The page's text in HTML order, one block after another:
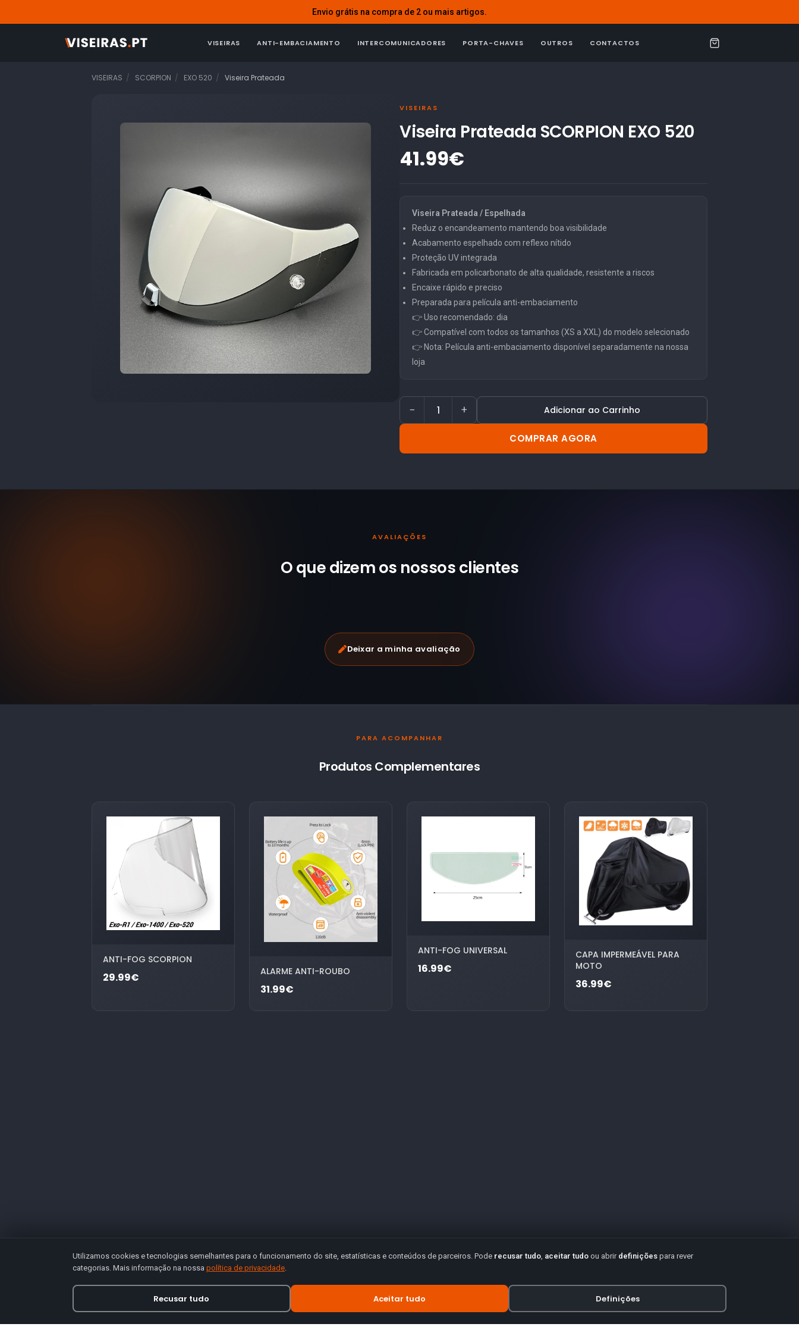
Envio grátis na compra de 2 ou mais artigos.
VISEIRAS ANTI-EMBACIAMENTO INTERCOMUNICADORES PORTA-CHAVES OUTROS CONTACTOS
C
VISEIRAS SCORPION EXO 520 Viseira Prateada
VISEIRAS
Viseira Prateada SCORPION EXO 520
41.99€
Viseira Prateada / Espelhada
Reduz o encandeamento mantendo boa visibilidade
Acabamento espelhado com reflexo nítido
Proteção UV integrada
Fabricada em policarbonato de alta qualidade, resistente a riscos
Encaixe rápido e preciso
Preparada para película anti-embaciamento
👉 Uso recomendado: dia
👉 Compatível com todos os tamanhos (XS a XXL) do modelo selecionado
👉 Nota: Película anti-embaciamento disponível separadamente na nossa
loja
− + Adicionar ao Carrinho
COMPRAR AGORA
AVALIAÇÕES
O que dizem os nossosclientes
Deixar a minha avaliação
PARA ACOMPANHAR
Produtos Complementares
ANTI-FOG SCORPION
29.99€ ALARME ANTI-ROUBO
31.99€
ANTI-FOG UNIVERSAL
16.99€
CAPA IMPERMEÁVEL PARA
MOTO
36.99€
Utilizamos cookies e tecnologias semelhantes para o funcionamento do site, estatísticas e conteúdos de parceiros. Pode recusar tudo, aceitar tudo ou abrir definições para rever
categorias. Mais informação na nossa política de privacidade.
Recusar tudo Aceitar tudo Definições